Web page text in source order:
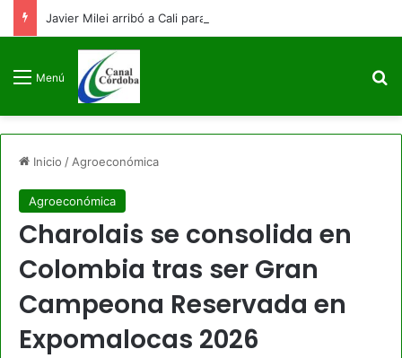
Menú
Inicio / Agroeconómica
Agroeconómica
Charolais se consolida en
Colombia tras ser Gran
Campeona Reservada en
Expomalocas 2026